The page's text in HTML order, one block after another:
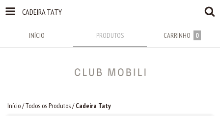
CADEIRA TATY
INÍCIO PRODUTOS CARRINHO 0
Início/Todos os Produtos/ Cadeira Taty